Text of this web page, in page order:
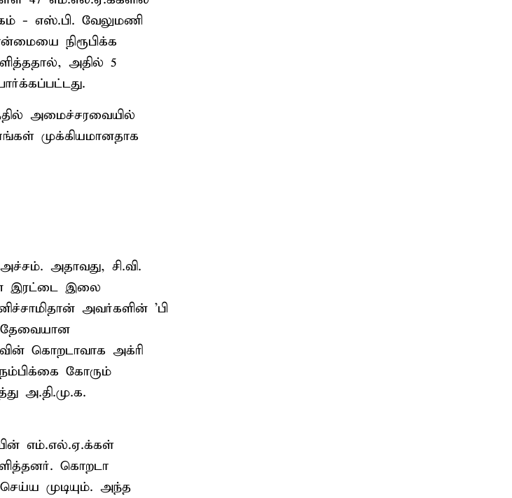
- எஸ்.பி. வேலுமணி
நிரூபிக்க
அதில் 5
அமைச்சரவையில்
முக்கியமானதாக
அதாவது, சி.வி.
இரட்டை இலை
அவர்களின் 'பி
தேவையான
கொறடாவாக அக்ரி
கோரும்
அ.தி.மு.க.
எம்.எல்.ஏ.க்கள்
கொறடா
முடியும். அந்த